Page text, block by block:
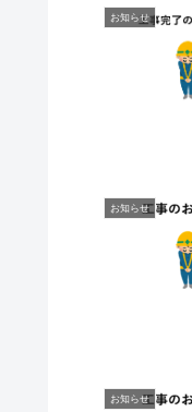
お知らせ
お知らせ
お知らせ